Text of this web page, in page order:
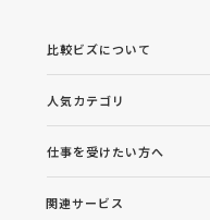
比較ビズについて
人気カテゴリ
仕事を受けたい方へ
関連サービス